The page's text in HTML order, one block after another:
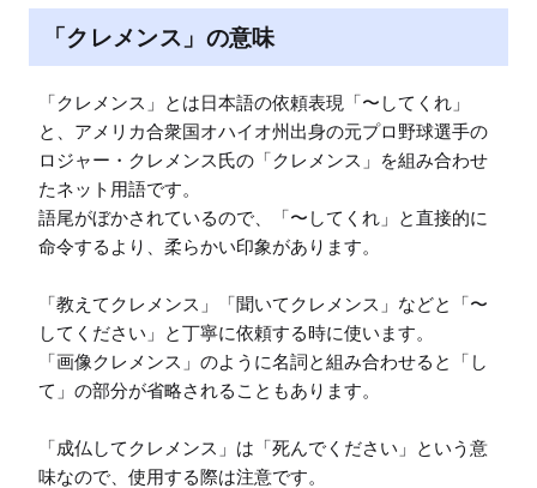
「クレメンス」の意味
「クレメンス」とは日本語の依頼表現「〜してくれ」
と、アメリカ合衆国オハイオ州出身の元プロ野球選手の
ロジャー・クレメンス氏の「クレメンス」を組み合わせ
たネット用語です。
語尾がぼかされているので、「〜してくれ」と直接的に
命令するより、柔らかい印象があります。
「教えてクレメンス」「聞いてクレメンス」などと「〜
してください」と丁寧に依頼する時に使います。
「画像クレメンス」のように名詞と組み合わせると「し
て」の部分が省略されることもあります。
「成仏してクレメンス」は「死んでください」という意
味なので、使用する際は注意です。